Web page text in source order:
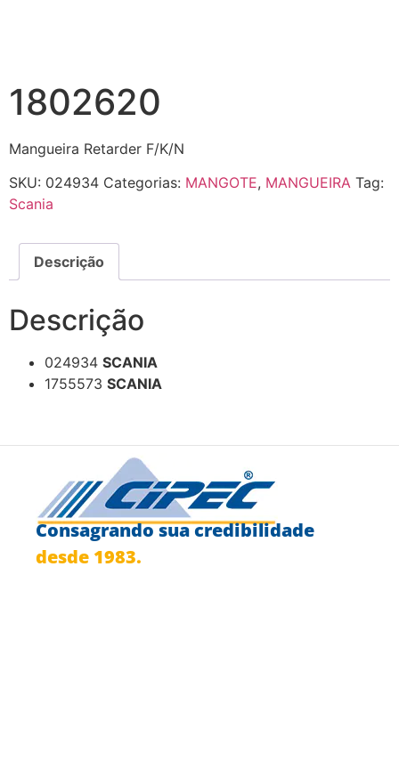
1802620
Mangueira Retarder F/K/N
SKU: 024934 Categorias: MANGOTE, MANGUEIRA Tag:
Scania
Descrição
Descrição
024934 SCANIA
1755573 SCANIA
Consagrando sua credibilidade
desde 1983.